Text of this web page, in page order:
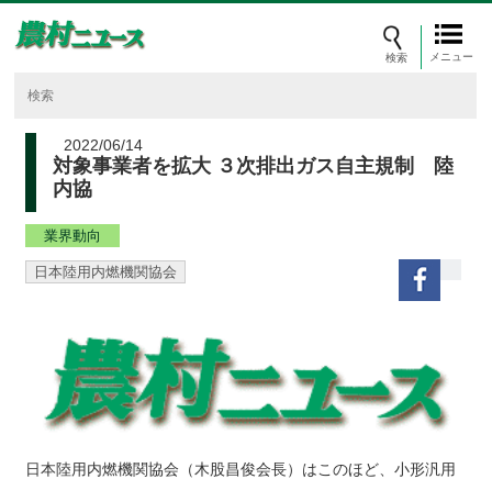
メニュー
2022/06/14
対象事業者を拡大 ３次排出ガス自主規制 陸
内協
業界動向
日本陸用内燃機関協会
日本陸用内燃機関協会（木股昌俊会長）はこのほど、小形汎用